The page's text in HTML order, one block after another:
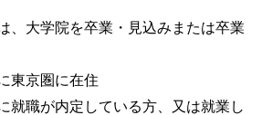
、大学院を卒業・見込みまたは卒業
東京圏に在住
就職が内定している方、又は就業し